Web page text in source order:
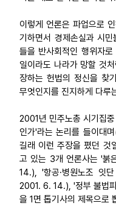
이렇게 언론은 파업으로
기하면서 경제손실과 시
들을 반사회적인 행위자
일이라도 나라가 망할 것
장하는 헌법의 정신을 찾
무엇인지를 진지하게 다루
2001년 민주노총 시기집
인가'라는 논리를 들이대
길래 이런 주장을 폈던 것
고 있는 3개 언론사는 '붉
14.), '항공·병원노조 잇
2001. 6. 14.), '정부 불법
을 1면 톱기사의 제목으로